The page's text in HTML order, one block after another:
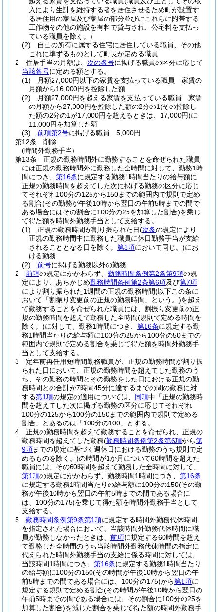
入により生計を維持する者を居住させるため町が設置す
る居住用の家屋及び家屋の部分並びにこれらに附帯する
工作物その他の施設を有料で貸与され、公宅料を支払っ
ている職員を除く。)
(2)
自己の所有に属する住宅に居住している職員、その他
これに準ずるものとして町長が定める職員
2
住居手当の月額は、 次の各号に掲げる職員の区分に応じて
当該各号に定める額とする。
(1)
月額27,000円以下の家賃を支払っている職員 家賃の
月額から16,000円を控除した額
(2)
月額27,000円を超える家賃を支払っている職員 家賃
の月額から27,000円を控除した額の2分の1(その控除し
た額の2分の1が17,000円を超えるときは、17,000円)に
11,000円を加算した額
(3)
前項第2号に掲げる職員 5,000円
第12条
削除
(時間外勤務手当)
第13条
正規の勤務時間外に勤務することを命ぜられた職員
には正規の勤務時間外に勤務した全時間に対して、勤務1時
間につき、 第16条に規定する勤務1時間当たりの給与額に
正規の勤務時間を超えてした次に掲げる勤務の区分に応じ
てそれぞれ100分の125から150までの範囲内で規則で定め
る割合(その勤務が午後10時から翌日の午前5時までの間で
ある場合にはその割合に100分の25を加算した割合)を乗じ
て得た額を時間外勤務手当として支給する。
(1)
正規の勤務時間が割り振られた日(次条の規定により
正規の勤務時間中に勤務した職員に休日勤務手当が支給
されることとなる日を除く。 第3項において同じ。)にお
ける勤務
(2)
前号に掲げる勤務以外の勤務
2
前項の規定にかかわらず、 勤務時間条例第2条第9項の規
定により、あらかじめ勤務時間条例第2条第6項及び第7項
により割り振られた1週間の正規の勤務時間(以下この条に
おいて「割振り変更前の正規の勤務時間」という。)を超え
て勤務することを命ぜられた職員には、割振り変更前の正
規の勤務時間を超えて勤務した全時間(規則で定める時間を
除く。)に対して、勤務1時間につき、 第16条に規定する勤
務1時間当たりの給与額に100分の25から100分の50までの
範囲内で規則で定める割合を乗じて得た額を時間外勤務手
当として支給する。
3
定年前再任用短時間勤務職員が、正規の勤務時間が割り振
られた日において、正規の勤務時間を超えてした勤務のう
ち、その勤務の時間とその勤務をした日における正規の勤
務時間との合計が7時間45分に達するまでの間の勤務に対
する第1項の規定の適用については、 同項中「正規の勤務時
間を超えてした次に掲げる勤務の区分に応じてそれぞれ
100分の125から100分の150までの範囲内で規則で定める
割合」とあるのは「100分の100」とする。
4
正規の勤務時間を超えて勤務することを命ぜられ、正規の
勤務時間を超えてした勤務(勤務時間条例第2条第6項から第
9項までの規定に基づく週休日における勤務のうち規則で定
めるものを除く。)の時間が1か月について60時間を超えた
職員には、その60時間を超えて勤務した全時間に対して、
第1項の規定にかかわらず、勤務時間1時間につき、 第16条
に規定する勤務1時間当たりの給与額に100分の150(その勤
務が午後10時から翌日の午前5時までの間である場合に
は、100分の175)を乗じて得た額を時間外勤務手当として
支給する。
5
勤務時間条例第9条第1項に規定する時間外勤務代休時間
を指定された場合において、当該時間外勤務代休時間に職
員が勤務しなかったときは、 前項に規定する60時間を超え
て勤務した全時間のうち当該時間外勤務代休時間の指定に
代えられた時間外勤務手当の支給に係る時間に対しては、
当該時間1時間につき、 第16条に規定する勤務1時間当たり
の給与額に100分の150(その時間が午後10時から翌日の午
前5時までの間である場合には、100分の175)から第1項に
規定する規則で定める割合(その時間が午後10時から翌日の
午前5時までの間である場合には、その割合に100分の25を
加算した割合)を減じた割合を乗じて得た額の時間外勤務手